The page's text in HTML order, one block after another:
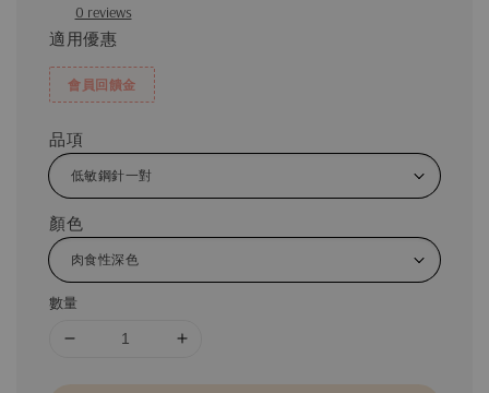
0 reviews
適用優惠
會員回饋金
品項
顏色
數量